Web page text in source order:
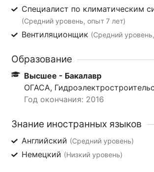
Специалист по климатическим
(Средний уровень, опыт 7 лет)
Вентиляционщик (Средний
Образование
Высшее - Бакалавр
ОГАСА,
Год окончания: 2016
Знание иностранных языков
Английский (Средний уровень)
Немецкий (Низкий уровень)